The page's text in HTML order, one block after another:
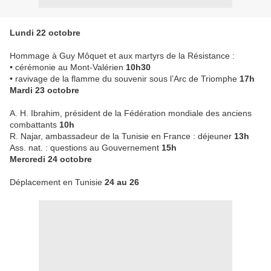
Lundi 22 octobre
Hommage à Guy Môquet et aux martyrs de la Résistance :
• cérémonie au Mont-Valérien 10h30
• ravivage de la flamme du souvenir sous l’Arc de Triomphe 17h
Mardi 23 octobre
A. H. Ibrahim, président de la Fédération mondiale des anciens
combattants 10h
R. Najar, ambassadeur de la Tunisie en France : déjeuner 13h
Ass. nat. : questions au Gouvernement 15h
Mercredi 24 octobre
Déplacement en Tunisie 24 au 26